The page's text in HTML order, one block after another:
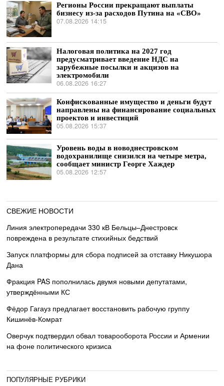
Регионы России прекращают выплаты
бизнесу из-за расходов Путина на «СВО»
07.08.2026 14:15
Налоговая политика на 2027 год
предусматривает введение НДС на
зарубежные посылки и акцизов на
электромобили
06.08.2026 16:27
Конфискованные имущество и деньги будут
направлены на финансирование социальных
проектов и инвестиций
05.08.2026 15:37
Уровень воды в новоднестровском
водохранилище снизился на четыре метра,
сообщает министр Георге Хаждер
05.08.2026 12:57
СВЕЖИЕ НОВОСТИ
Линия электропередачи 330 кВ Бельцы–Днестровск
повреждена в результате стихийных бедствий
Запуск платформы для сбора подписей за отставку Никушора
Дана
Фракция PAS пополнилась двумя новыми депутатами,
утверждёнными КС
Фёдор Гагауз предлагает восстановить рабочую группу
Кишинёв-Комрат
Оверчук подтвердил обвал товарооборота России и Армении
на фоне политического кризиса
ПОПУЛЯРНЫЕ РУБРИКИ